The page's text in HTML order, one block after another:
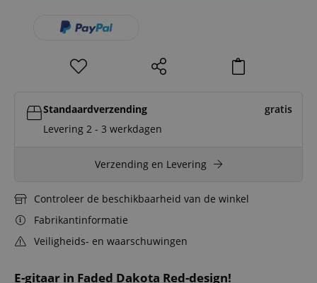
E-gitaar in Faded Dakota Red-design!
Standaardverzending
gratis
Levering 2 - 3 werkdagen
Verzending en Levering
Controleer de beschikbaarheid van de winkel
Fabrikantinformatie
Veiligheids- en waarschuwingen